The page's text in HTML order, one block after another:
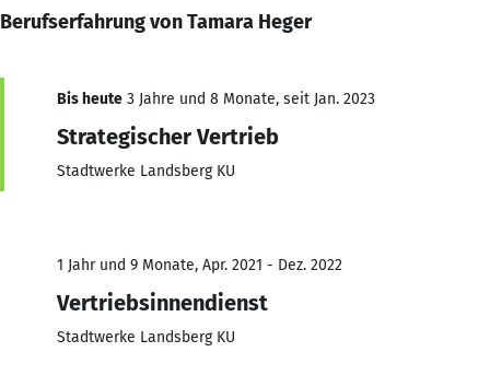
Berufserfahrung von Tamara Heger
Bis heute 3 Jahre und 8 Monate, seit Jan. 2023
Strategischer Vertrieb
Stadtwerke Landsberg KU
1 Jahr und 9 Monate, Apr. 2021 - Dez. 2022
Vertriebsinnendienst
Stadtwerke Landsberg KU